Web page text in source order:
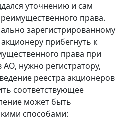
уточнению и сам
права.
зарегистрированному
прибегнуть к
права при
нужно регистратору,
реестра акционеров
соответствующее
может быть
способами: